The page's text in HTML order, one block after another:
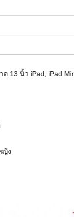
13 นิ้ว iPad, iPad
ญิง